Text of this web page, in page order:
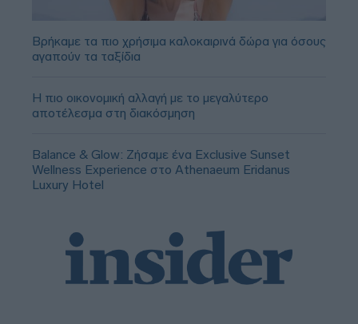
Βρήκαμε τα πιο χρήσιμα καλοκαιρινά δώρα για όσους
αγαπούν τα ταξίδια
Η πιο οικονομική αλλαγή με το μεγαλύτερο
αποτέλεσμα στη διακόσμηση
Balance & Glow: Ζήσαμε ένα Exclusive Sunset
Wellness Experience στο Athenaeum Eridanus
Luxury Hotel